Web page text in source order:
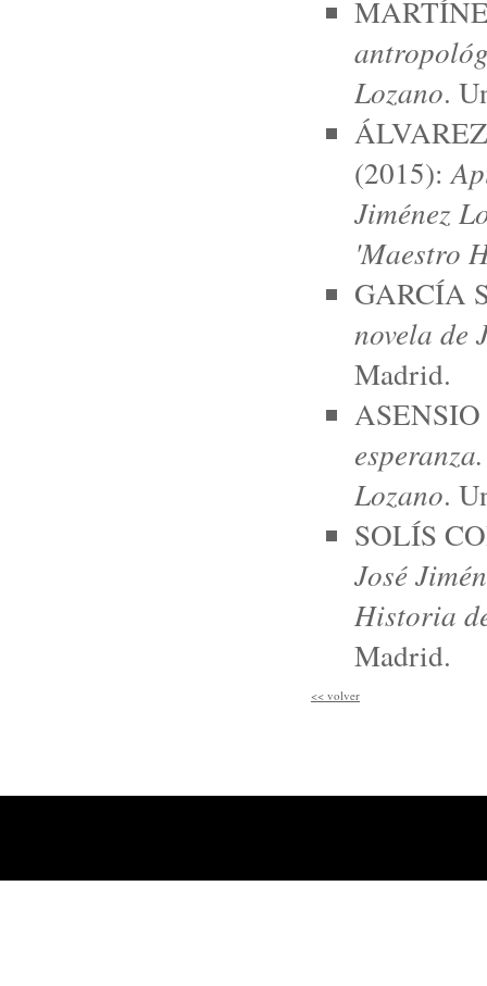
Lozano.
(2015):
Jiménez
'Maestro
GARCÍA
novela de
Madrid.
Lozano.
SOLÍS
José
Historia
Madrid.
<< volver